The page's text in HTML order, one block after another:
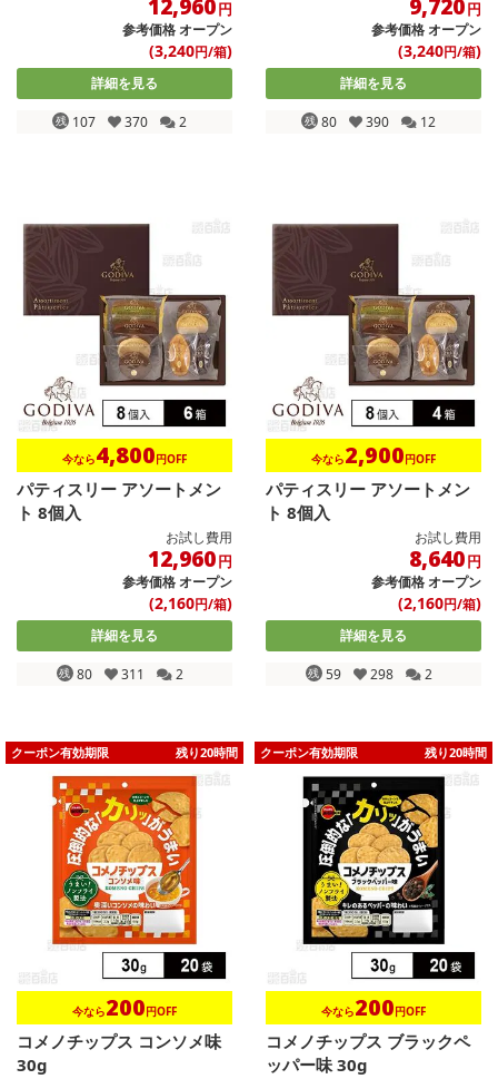
12,960円
参考価格オープン
(3,240円/箱)
詳細を見る
残 107 370 2
9,720円
参考価格オープン
(3,240円/箱)
詳細を見る
残 80 390 12
今なら4,800円OFF
パティスリー アソートメン
ト 8個入
お試し費用
12,960円
参考価格オープン
(2,160円/箱)
詳細を見る
残 80 311 2
今なら2,900円OFF
パティスリー アソートメン
ト 8個入
お試し費用
8,640円
参考価格オープン
(2,160円/箱)
詳細を見る
残 59 298 2
クーポン有効期限 残り20時間
今なら200円OFF
コメノチップス コンソメ味
30g
クーポン有効期限 残り20時間
今なら200円OFF
コメノチップス ブラックペ
ッパー味 30g